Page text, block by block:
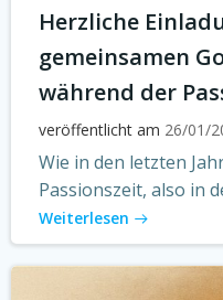
Herzliche
gemeinsamen
während der
veröffentlicht am 26/01/
Wie in den letzten
Passionszeit, also in
Weiterlesen